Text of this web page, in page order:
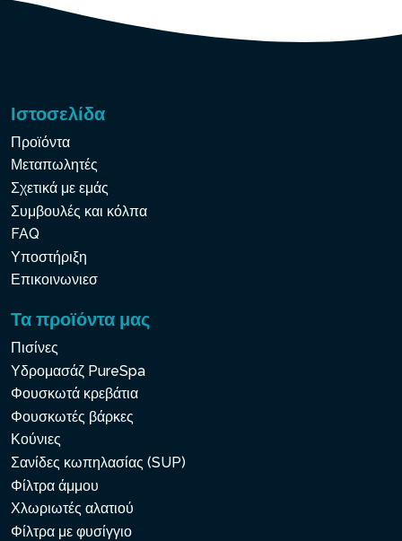
Ιστοσελίδα
Προϊόντα
Μεταπωλητές
Σχετικά με εμάς
Συμβουλές και κόλπα
FAQ
Υποστήριξη
Επικοινωνιεσ
Τα προϊόντα μας
Πισίνες
Υδρομασάζ PureSpa
Φουσκωτά κρεβάτια
Φουσκωτές βάρκες
Κούνιες
Σανίδες κωπηλασίας (SUP)
Φίλτρα άμμου
Χλωριωτές αλατιού
Φίλτρα με φυσίγγιο